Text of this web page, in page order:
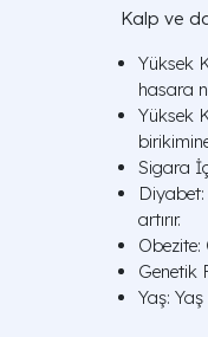
Kalp ve
Yüksek
hasara
Yüksek
Sigara
artırır.
Obezite:
Genetik
Yaş: